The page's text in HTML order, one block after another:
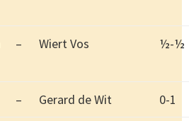
– Wiert Vos ½-½
– Gerard de Wit 0-1